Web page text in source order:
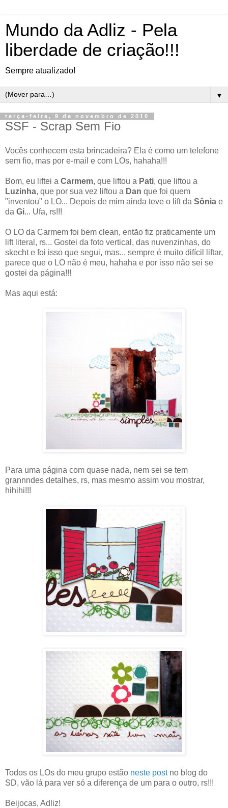
Mundo da Adliz - Pela
liberdade de criação!!!
Sempre atualizado!
▼
terça-feira, 9 de novembro de 2010
SSF - Scrap Sem Fio
Vocês conhecem esta brincadeira? Ela é como um telefone
sem fio, mas por e-mail e com LOs, hahaha!!!
Bom, eu liftei a Carmem, que liftou a Pati, que liftou a
Luzinha, que por sua vez liftou a Dan que foi quem
"inventou" o LO... Depois de mim ainda teve o lift da Sônia e
da Gi... Ufa, rs!!!
O LO da Carmem foi bem clean, então fiz praticamente um
lift literal, rs... Gostei da foto vertical, das nuvenzinhas, do
skecht e foi isso que segui, mas... sempre é muito difícil liftar,
parece que o LO não é meu, hahaha e por isso não sei se
gostei da página!!!
Mas aqui está:
Para uma página com quase nada, nem sei se tem
grannndes detalhes, rs, mas mesmo assim vou mostrar,
hihihi!!!
Todos os LOs do meu grupo estão neste postno blog do
SD, vão lá para ver só a diferença de um para o outro, rs!!!
Beijocas, Adliz!